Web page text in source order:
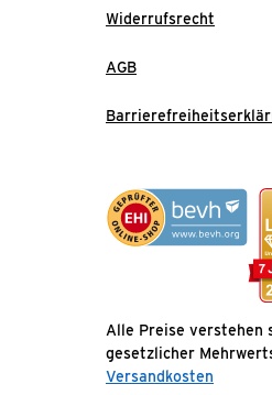
Widerrufsrecht
AGB
Alle Preise verstehen
gesetzlicher
Versandkosten